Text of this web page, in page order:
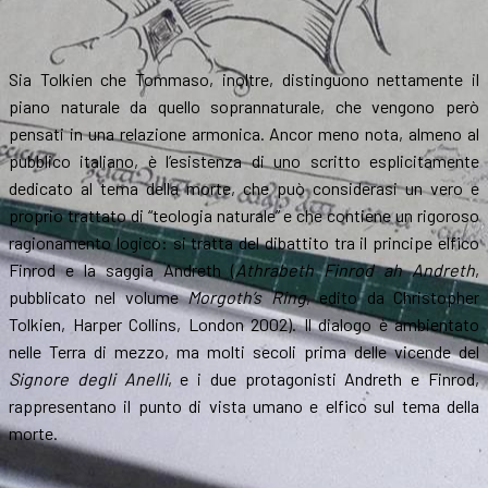
Sia Tolkien che Tommaso, inoltre, distinguono nettamente il
piano naturale da quello soprannaturale, che vengono però
pensati in una relazione armonica. Ancor meno nota, almeno al
pubblico italiano, è l’esistenza di uno scritto esplicitamente
dedicato al tema della morte, che può considerasi un vero e
proprio trattato di “teologia naturale” e che contiene un rigoroso
ragionamento logico: si tratta del dibattito tra il principe elfico
Finrod e la saggia Andreth (Athrabeth Finrod ah Andreth,
pubblicato nel volumeMorgoth’s Ring, edito da Christopher
Tolkien, Harper Collins, London 2002). Il dialogo è ambientato
nelle Terra di mezzo, ma molti secoli prima delle vicende del
Signore degli Anelli, e i due protagonisti Andreth e Finrod,
rappresentano il punto di vista umano e elfico sul tema della
morte.